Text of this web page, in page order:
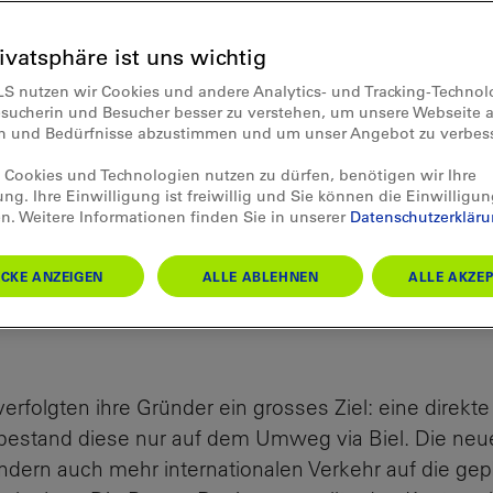
Strecken feiern dieses Jahr
Bern-Neuenburg-Bahn (BN)
(GTB) werden 125 Jahre alt.
internationaler, als man denkt
Symbolik.
ihre Gründer ein grosses Ziel: eine
diese nur auf dem Umweg via Biel. Die
auch mehr internationalen Verkehr auf die
ist uns wichtig
nutzen wir Cookies und andere Analytics- und Tracking-
und Besucher besser zu verstehen, um unsere Webseite
und Bedürfnisse abzustimmen und um unser Angebot zu
Cookies und Technologien nutzen zu dürfen, benötigen wir Ihre
Ihre Einwilligung ist freiwillig und Sie können die
Weitere Informationen finden Sie in unserer
ANZEIGEN ALLE ABLEHNEN ALLE